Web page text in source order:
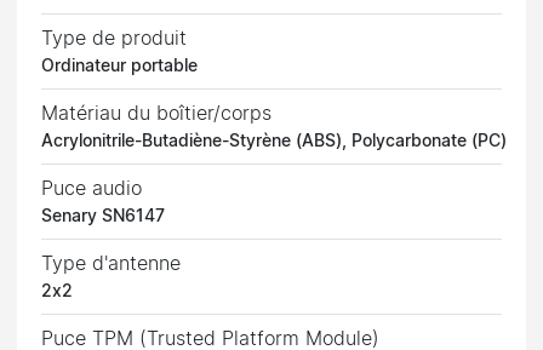
Type de produit
Ordinateur portable
Matériau du boîtier/corps
Acrylonitrile-Butadiène-Styrène (ABS), Polycarbonate (PC)
Puce audio
Senary SN6147
Type d'antenne
2x2
Puce TPM (Trusted Platform Module)